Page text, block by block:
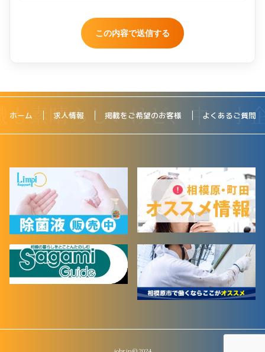
ホーム 求人情報 掲載をご希望のお客様 よくあるご質問